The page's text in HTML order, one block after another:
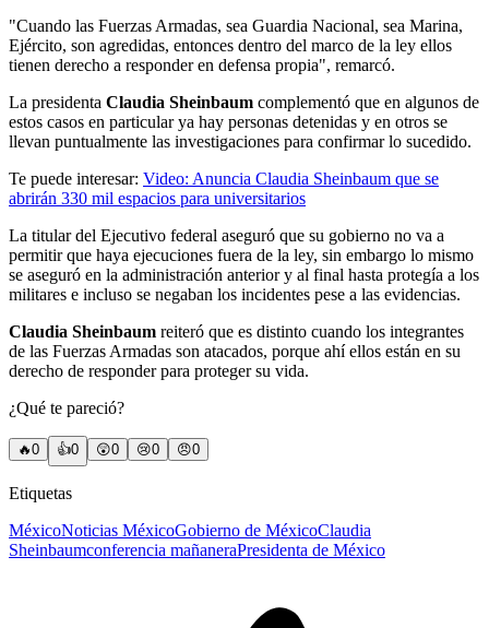
"Cuando las Fuerzas Armadas, sea Guardia Nacional, sea Marina,
Ejército, son agredidas, entonces dentro del marco de la ley ellos
tienen derecho a responder en defensa propia", remarcó.
La presidenta Claudia Sheinbaum complementó que en algunos de
estos casos en particular ya hay personas detenidas y en otros se
llevan puntualmente las investigaciones para confirmar lo sucedido.
Te puede interesar: Video: Anuncia Claudia Sheinbaum que se
abrirán 330 mil espacios para universitarios
La titular del Ejecutivo federal aseguró que su gobierno no va a
permitir que haya ejecuciones fuera de la ley, sin embargo lo mismo
se aseguró en la administración anterior y al final hasta protegía a los
militares e incluso se negaban los incidentes pese a las evidencias.
Claudia Sheinbaum reiteró que es distinto cuando los integrantes
de las Fuerzas Armadas son atacados, porque ahí ellos están en su
derecho de responder para proteger su vida.
¿Qué te pareció?
🔥0 👍0 😲0 😢0 😠0
Etiquetas
MéxicoNoticias MéxicoGobierno de MéxicoClaudia
Sheinbaumconferencia mañaneraPresidenta de México